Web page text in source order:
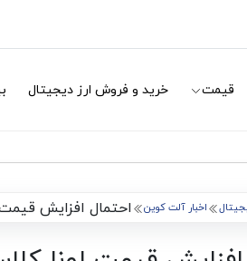
قیمت خرید و فروش ارز دیجیتال
اخبار آلت کوین احتمال افزایش